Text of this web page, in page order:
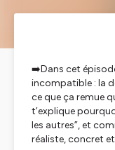
➡️Dans cet
incompatible : la
ce que ça remue
t’explique
les autres”, et
réaliste, concret